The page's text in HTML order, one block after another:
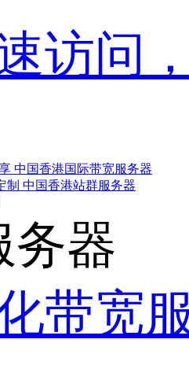
访问
中国香港国际带宽服务器
制 中国香港站群服务器
务器
带宽